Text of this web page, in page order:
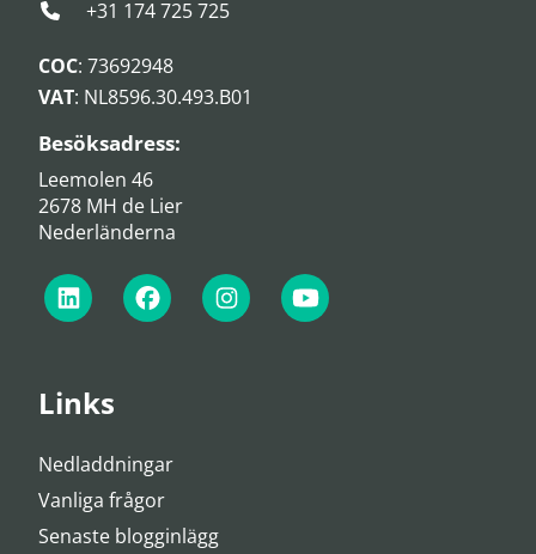
+31 174 725 725
COC: 73692948
VAT: NL8596.30.493.B01
Besöksadress:
Leemolen 46
2678 MH de Lier
Nederländerna
Links
Nedladdningar
Vanliga frågor
Senaste blogginlägg